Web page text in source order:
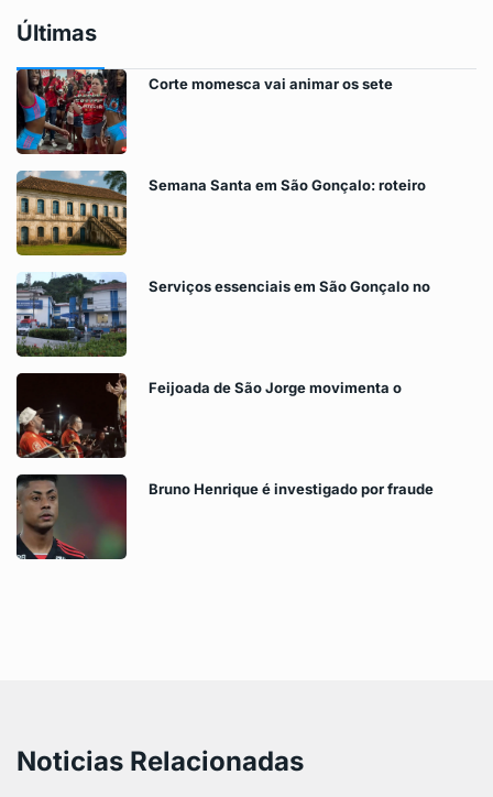
Últimas
Corte momesca vai animar os sete
Semana Santa em São Gonçalo: roteiro
Serviços essenciais em São Gonçalo no
Feijoada de São Jorge movimenta o
Bruno Henrique é investigado por fraude
Noticias Relacionadas